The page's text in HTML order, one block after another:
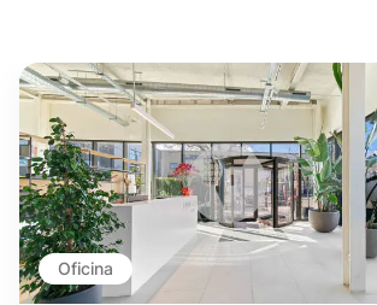
Oficina